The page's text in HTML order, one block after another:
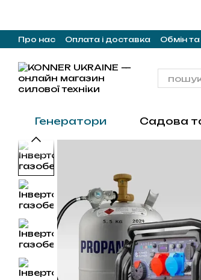
Про нас Оплата і доставка Обмін
Генератори Садова